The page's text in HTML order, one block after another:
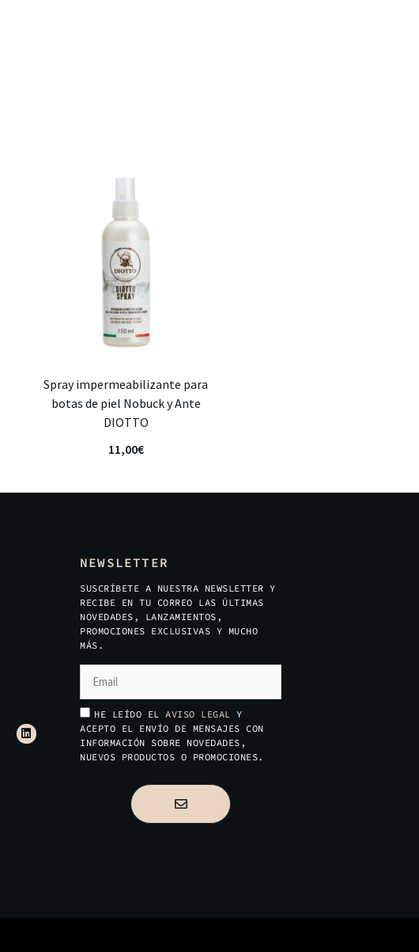
Spray impermeabilizante para
botas de piel Nobuck y Ante
DIOTTO
11,00€
NEWSLETTER
SUSCRÍBETE A NUESTRA NEWSLETTER Y
RECIBE EN TU CORREO LAS ÚLTIMAS
NOVEDADES, LANZAMIENTOS,
PROMOCIONES EXCLUSIVAS Y MUCHO
MÁS.
HE LEÍDO EL AVISO LEGAL Y
ACEPTO EL ENVÍO DE MENSAJES CON
INFORMACIÓN SOBRE NOVEDADES,
NUEVOS PRODUCTOS O PROMOCIONES.